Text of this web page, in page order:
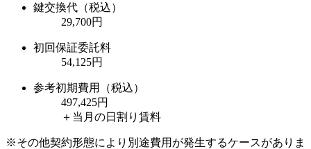
鍵交換代（税込）
29,700円
初回保証委託料
54,125円
参考初期費用（税込）
497,425円
＋当月の日割り賃料
※その他契約形態により別途費用が発生するケースがありま